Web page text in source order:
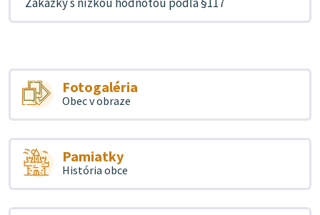
Fotogaléria
Obec v obraze
Pamiatky
História obce